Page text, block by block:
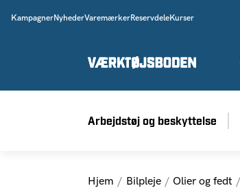
KampagnerNyhederVaremærkerReservdeleKurser
Arbejdstøj og beskyttelse
Hjem Bilpleje Olier og fedt